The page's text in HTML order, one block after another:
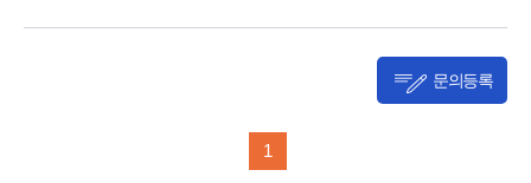
문의등록
1